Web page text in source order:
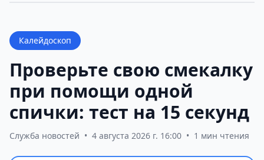
Калейдоскоп
Проверьте свою смекалку
при помощи одной
спички: тест на 15 секунд
Служба новостей • 4 августа 2026 г. 16:00 • 1 мин чтения